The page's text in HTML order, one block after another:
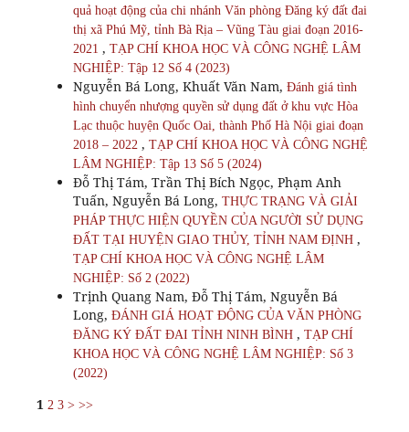
quả hoạt động của chi nhánh Văn phòng Đăng ký đất đai
thị xã Phú Mỹ, tỉnh Bà Rịa – Vũng Tàu giai đoạn 2016-
2021 , TẠP CHÍ KHOA HỌC VÀ CÔNG NGHỆ LÂM
NGHIỆP: Tập 12 Số 4 (2023)
Nguyễn Bá Long, Khuất Văn Nam, Đánh giá tình
hình chuyển nhượng quyền sử dụng đất ở khu vực Hòa
Lạc thuộc huyện Quốc Oai, thành Phố Hà Nội giai đoạn
2018 – 2022 , TẠP CHÍ KHOA HỌC VÀ CÔNG NGHỆ
LÂM NGHIỆP: Tập 13 Số 5 (2024)
Đỗ Thị Tám, Trần Thị Bích Ngọc, Phạm Anh
Tuấn, Nguyễn Bá Long, THỰC TRẠNG VÀ GIẢI
PHÁP THỰC HIỆN QUYỀN CỦA NGƯỜI SỬ DỤNG
ĐẤT TẠI HUYỆN GIAO THỦY, TỈNH NAM ĐỊNH ,
TẠP CHÍ KHOA HỌC VÀ CÔNG NGHỆ LÂM
NGHIỆP: Số 2 (2022)
Trịnh Quang Nam, Đỗ Thị Tám, Nguyễn Bá
Long, ĐÁNH GIÁ HOẠT ĐỘNG CỦA VĂN PHÒNG
ĐĂNG KÝ ĐẤT ĐAI TỈNH NINH BÌNH , TẠP CHÍ
KHOA HỌC VÀ CÔNG NGHỆ LÂM NGHIỆP: Số 3
(2022)
1 2 3 > >>